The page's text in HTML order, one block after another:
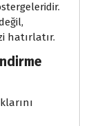
hatırlatır.